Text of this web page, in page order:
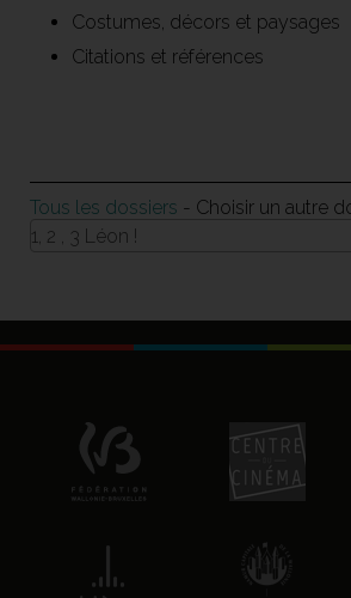
Costumes, décors et paysages
Citations et références
Tous les dossiers - Choisir un autre
1, 2 , 3 Léon !